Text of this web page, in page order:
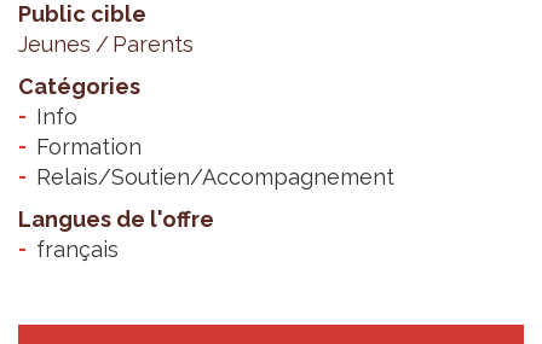
Public cible
Jeunes
Parents
Catégories
Info
Formation
Relais/Soutien/Accompagnement
Langues de l'offre
français